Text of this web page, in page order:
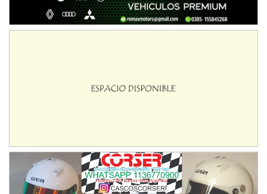
08/09-AGO
IAME SERIES ARGENTINA 6
Ciudad de Trenque Lauquen (Asfalto)
VICTORIENSE - F7
El Cerro (Tierra)
Victoria (Entre Ríos)